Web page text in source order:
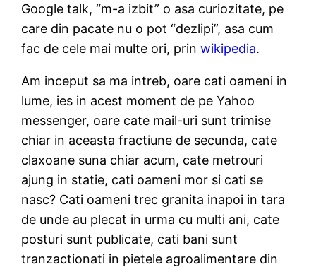
Google talk, “m-a izbit” o asa curiozitate, pe
care din pacate nu o pot “dezlipi”, asa cum
fac de cele mai multe ori, prinwikipedia.
Am inceput sa ma intreb, oare cati oameni in
lume, ies in acest moment de pe Yahoo
messenger, oare cate mail-uri sunt trimise
chiar in aceasta fractiune de secunda, cate
claxoane suna chiar acum, cate metrouri
ajung in statie, cati oameni mor si cati se
nasc? Cati oameni trec granita inapoi in tara
de unde au plecat in urma cu multi ani, cate
posturi sunt publicate, cati bani sunt
tranzactionati in pietele agroalimentare din